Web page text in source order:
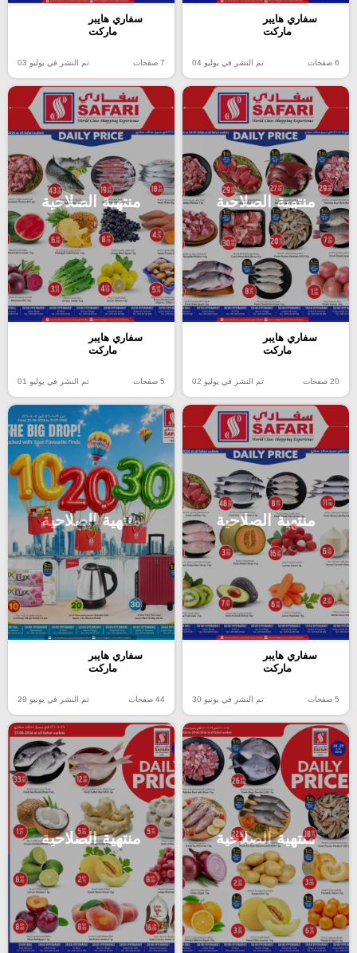
سفاري هايبر
ماركت
6 صفحات تم النشر في يوليو 04
سفاري هايبر
ماركت
7 صفحات تم النشر في يوليو 03
منتهية الصلاحية
سفاري هايبر
ماركت
20 صفحات تم النشر في يوليو 02
منتهية الصلاحية
سفاري هايبر
ماركت
5 صفحات تم النشر في يوليو 01
منتهية الصلاحية
سفاري هايبر
ماركت
5 صفحات تم النشر في يونيو 30
منتهية الصلاحية
سفاري هايبر
ماركت
44 صفحات تم النشر في يونيو 29
منتهية الصلاحية منتهية الصلاحية